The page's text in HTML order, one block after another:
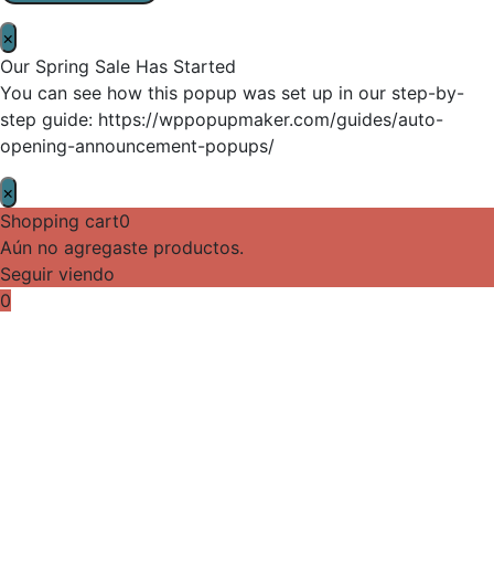
×
Our Spring Sale Has Started
You can see how this popup was set up in our step-by-
step guide: https://wppopupmaker.com/guides/auto-
opening-announcement-popups/
×
Shopping cart0
Aún no agregaste productos.
Seguir viendo
0